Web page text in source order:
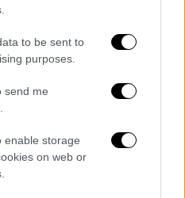
to be sent to
purposes.
send me
enable storage
on web or